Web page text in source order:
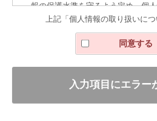
報の保護水準を守るよう定め、個
個人情報の提供の任意性とそれに対
ご記入項目のうち、お名前、ご連
い。ご記入漏れがあると、回答を
ます。その他の項目のご記入は任
ばご記入ください。
上記「個人情報の取り扱いに
同意する